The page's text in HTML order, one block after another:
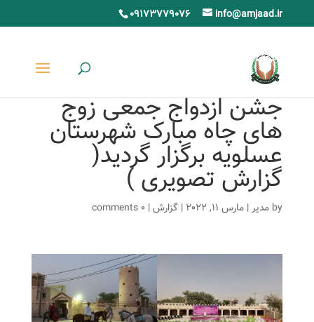
09173779076 info@amjaad.ir
جشن ازدواج جمعی زوج
های چاه مبارک شهرستان
عسلویه برگزار گردید(
گزارش تصویری )
by مدیر| مارس 11, 2022 | گزارش|
0 comments